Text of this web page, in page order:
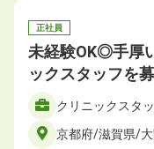
正社員
未経験OK◎手厚
ックスタッフを
クリニックスタ
京都府/滋賀県/大